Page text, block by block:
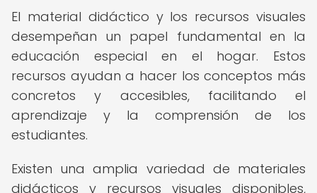
El material didáctico y los recursos visuales
desempeñan un papel fundamental en la
educación especial en el hogar. Estos
recursos ayudan a hacer los conceptos más
concretos y accesibles, facilitando el
aprendizaje y la comprensión de los
estudiantes.
Existen una amplia variedad de materiales
didácticos y recursos visuales disponibles,